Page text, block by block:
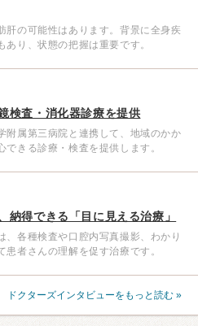
肝の可能性はあります。背景に全身疾
あり、状態の把握は重要です。
検査・消化器診療を提供
附属第三病院と連携して、地域のかか
できる診療・検査を提供します。
納得できる「目に見える治療」
、各種検査や口腔内写真撮影、わかり
患者さんの理解を促す治療です。
ドクターズインタビューをもっと読む »